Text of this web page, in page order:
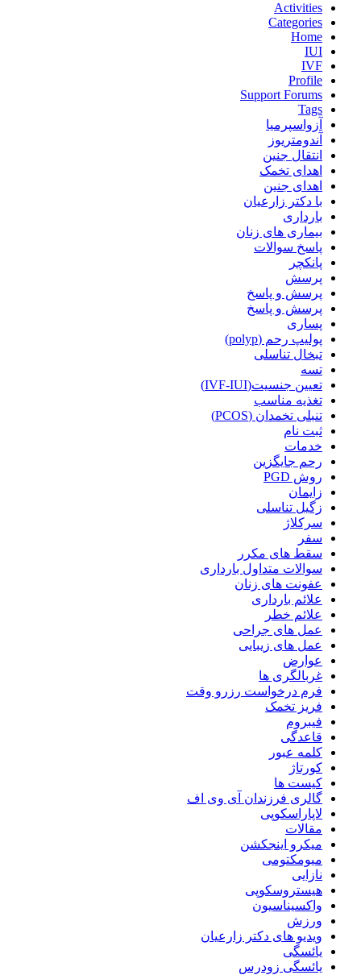
Activities
Categories
Home
IUI
IVF
Profile
Support Forums
Tags
آزواسپرمیا
آندومتریوز
انتقال جنین
اهدای تخمک
اهدای جنین
با دکتر زارعیان
بارداری
بیماری های زنان
پاسخ سوالات
پانکچر
پرسش
پرسش و پاسخ
پرسش و پاسخ
پساری
پولیپ رحم (polyp)
تبخال تناسلی
تسه
تعیین جنسیت(IVF-IUI)
تغذیه مناسب
تنبلی تخمدان (PCOS)
ثبت نام
خدمات
رحم جایگزین
روش PGD
زایمان
زگیل تناسلی
سرکلاژ
سفر
سقط های مکرر
سوالات متداول بارداری
عفونت های زنان
علائم بارداری
علائم خطر
عمل های جراحی
عمل های زیبایی
عوارض
غربالگری ها
فرم درخواست رزرو وقت
فریز تخمک
فیبروم
قاعدگی
کلمه عبور
کورتاژ
کیست ها
گالری فرزندان آی وی اف
لاپاراسکوپی
مقالات
میکرو اینجکشن
میومکتومی
نازایی
هیستروسکوپی
واکسیناسیون
ورزش
ویدیو های دکتر زارعیان
یائسگی
یائسگی زودرس